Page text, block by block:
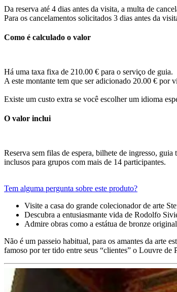
Da reserva até 4 dias antes da visita, a multa de
Para os cancelamentos solicitados 3 dias antes da
Como é calculado o valor
Há uma taxa fixa de 210.00 € para o serviço de guia.
A este montante tem que ser adicionado 20.00 € por
Existe um custo extra se você escolher um idioma
O valor inclui
Reserva sem filas de espera, bilhete de ingresso,
inclusos para grupos com mais de 14 participantes.
Tem alguma pergunta sobre este produto?
Visite a casa do grande colecionador de arte
Descubra a entusiasmante vida de Rodolfo
Admire obras como a estátua de bronze
Não é um passeio habitual, para os amantes da arte
famoso por ter tido entre seus “clientes” o Louvre de